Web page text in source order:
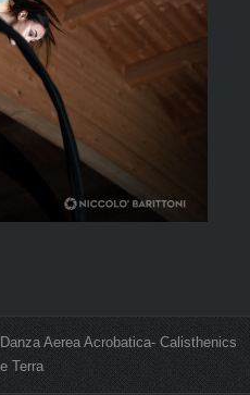
Aerea Acrobatica- Calisthenics
Terra